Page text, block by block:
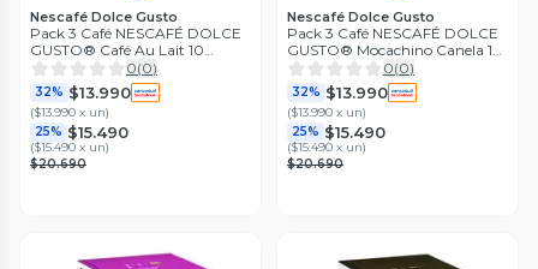
Nescafé Dolce Gusto
Pack 3 Café NESCAFÉ DOLCE
GUSTO® Café Au Lait 10
Cápsulas
0(0)
32% $13.990
($13.990 x un)
25% $15.490
($15.490 x un)
$20.690
Nescafé Dolce Gusto
Pack 3 Café NESCAFÉ DOLCE
GUSTO® Mocachino Canela 10
Cápsulas
0(0)
32% $13.990
($13.990 x un)
25% $15.490
($15.490 x un)
$20.690